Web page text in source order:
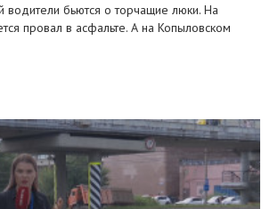
бьются о торчащие люки. На
провал в асфальте. А на Копыловском